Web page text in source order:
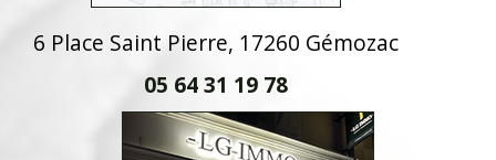
6 Place Saint Pierre, 17260 Gémozac
05 64 31 19 78